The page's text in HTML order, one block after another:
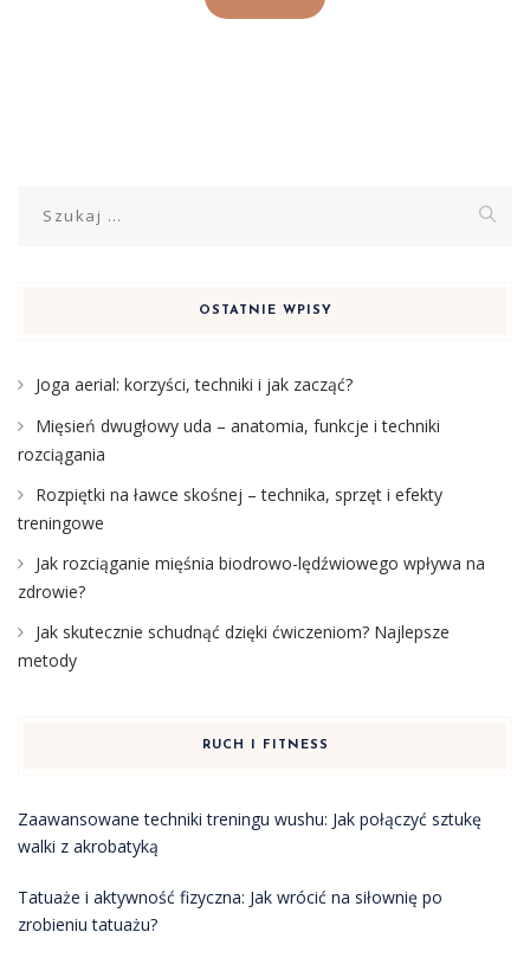
OSTATNIE WPISY
Joga aerial: korzyści, techniki i jak zacząć?
Mięsień dwugłowy uda – anatomia, funkcje i techniki
rozciągania
Rozpiętki na ławce skośnej – technika, sprzęt i efekty
treningowe
Jak rozciąganie mięśnia biodrowo-lędźwiowego wpływa na
zdrowie?
Jak skutecznie schudnąć dzięki ćwiczeniom? Najlepsze
metody
RUCH I FITNESS
Zaawansowane techniki treningu wushu: Jak połączyć sztukę
walki z akrobatyką
Tatuaże i aktywność fizyczna: Jak wrócić na siłownię po
zrobieniu tatuażu?